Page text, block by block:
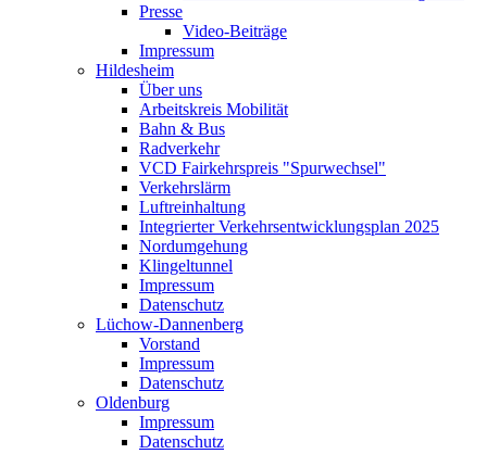
Presse
Video-Beiträge
Impressum
Hildesheim
Über uns
Arbeitskreis Mobilität
Bahn & Bus
Radverkehr
VCD Fairkehrspreis "Spurwechsel"
Verkehrslärm
Luftreinhaltung
Integrierter Verkehrsentwicklungsplan 2025
Nordumgehung
Klingeltunnel
Impressum
Datenschutz
Lüchow-Dannenberg
Vorstand
Impressum
Datenschutz
Oldenburg
Impressum
Datenschutz